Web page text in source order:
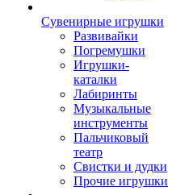
Сувенирные игрушки
Развивайки
Погремушки
Игрушки-
каталки
Лабиринты
Музыкальные
инструменты
Пальчиковый
театр
Свистки и дудки
Прочие игрушки